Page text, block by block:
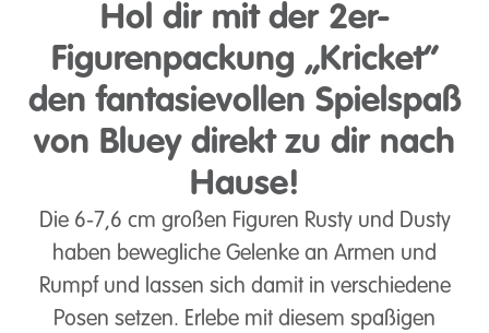
Hol dir mit der 2er-
Figurenpackung „Kricket“
den fantasievollen Spielspaß
von Bluey direkt zu dir nach
Hause!
Die 6-7,6 cm großen Figuren Rusty und Dusty
haben bewegliche Gelenke an Armen und
Rumpf und lassen sich damit in verschiedene
Posen setzen. Erlebe mit diesem spaßigen